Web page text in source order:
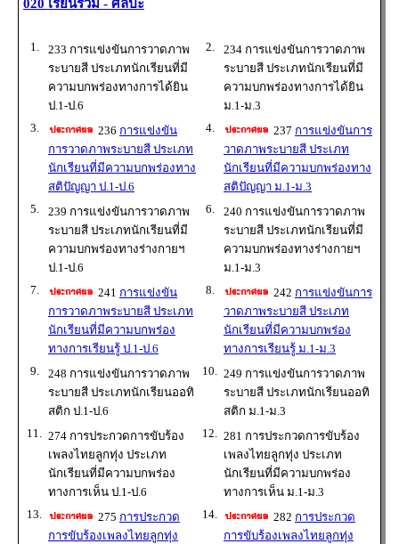
020 เรียนรวม - ศิลปะ
1.
233 การแข่งขันการวาดภาพ
ระบายสี ประเภทนักเรียนที่มี
ความบกพร่องทางการได้ยิน
ป.1-ป.6
2.
234 การแข่งขันการวาดภาพ
ระบายสี ประเภทนักเรียนที่มี
ความบกพร่องทางการได้ยิน
ม.1-ม.3
3.
236 การแข่งขัน
การวาดภาพระบายสี ประเภท
นักเรียนที่มีความบกพร่องทาง
สติปัญญา ป.1-ป.6
4. 237 การแข่งขันการ
วาดภาพระบายสี ประเภท
นักเรียนที่มีความบกพร่องทาง
สติปัญญา ม.1-ม.3
5.
239 การแข่งขันการวาดภาพ
ระบายสี ประเภทนักเรียนที่มี
ความบกพร่องทางร่างกายฯ
ป.1-ป.6
6.
240 การแข่งขันการวาดภาพ
ระบายสี ประเภทนักเรียนที่มี
ความบกพร่องทางร่างกายฯ
ม.1-ม.3
7.
241 การแข่งขัน
การวาดภาพระบายสี ประเภท
นักเรียนที่มีความบกพร่อง
ทางการเรียนรู้ ป.1-ป.6
8. 242 การแข่งขันการ
วาดภาพระบายสี ประเภท
นักเรียนที่มีความบกพร่อง
ทางการเรียนรู้ ม.1-ม.3
9.
248 การแข่งขันการวาดภาพ
ระบายสี ประเภทนักเรียนออทิ
สติก ป.1-ป.6
10.
249 การแข่งขันการวาดภาพ
ระบายสี ประเภทนักเรียนออทิ
สติก ม.1-ม.3
11.
274 การประกวดการขับร้อง
เพลงไทยลูกทุ่ง ประเภท
นักเรียนที่มีความบกพร่อง
ทางการเห็น ป.1-ป.6
12.
281 การประกวดการขับร้อง
เพลงไทยลูกทุ่ง ประเภท
นักเรียนที่มีความบกพร่อง
ทางการเห็น ม.1-ม.3
13.
275 การประกวด
การขับร้องเพลงไทยลูกทุ่ง
14. 282 การประกวด
การขับร้องเพลงไทยลูกทุ่ง